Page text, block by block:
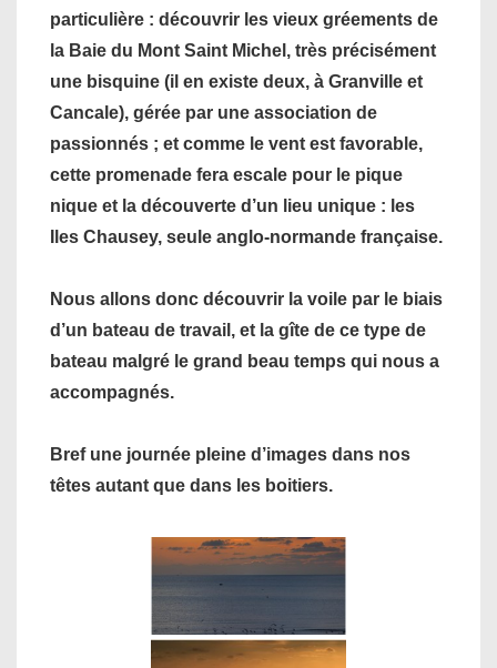
particulière : découvrir les vieux gréements de
la Baie du Mont Saint Michel, très précisément
une bisquine (il en existe deux, à Granville et
Cancale), gérée par une association de
passionnés ; et comme le vent est favorable,
cette promenade fera escale pour le pique
nique et la découverte d’un lieu unique : les
Iles Chausey, seule anglo-normande française.
Nous allons donc découvrir la voile par le biais
d’un bateau de travail, et la gîte de ce type de
bateau malgré le grand beau temps qui nous a
accompagnés.
Bref une journée pleine d’images dans nos
têtes autant que dans les boitiers.